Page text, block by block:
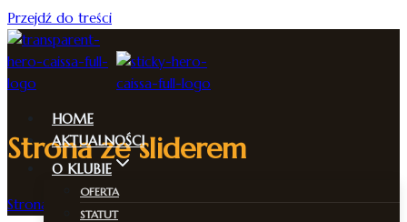
Przejdź do treści
HOME
AKTUALNOŚCI
O KLUBIE
OFERTA
STATUT
Strona ze sliderem
Strona Główna / Strona ze sliderem